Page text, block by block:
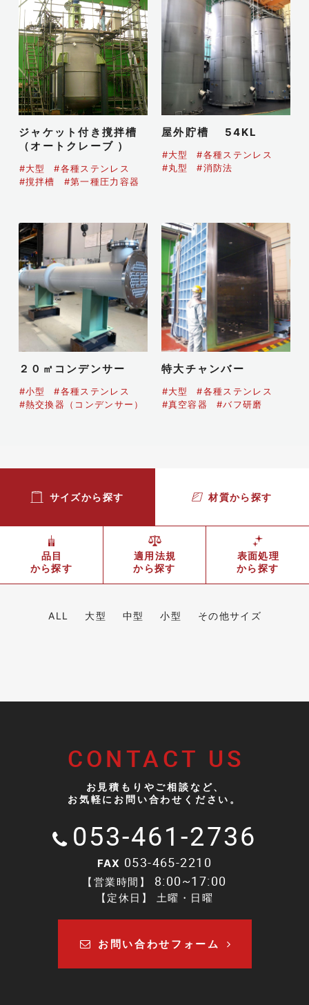
ジャケット付き撹拌槽
（オートクレーブ ）
#大型
#各種ステンレス
#撹拌槽
#第一種圧力容器
屋外貯槽 54KL
#大型
#各種ステンレス
#丸型
#消防法
２０㎡コンデンサー
#小型
#各種ステンレス
#熱交換器（コンデンサー）
特大チャンバー
#大型
#各種ステンレス
#真空容器
#バフ研磨
サイズから探す 材質から探す
品目
から探す
適用法規
から探す
表面処理
から探す
ALL 大型 中型 小型 その他サイズ
CONTACT US
お見積もりやご相談など、
お気軽にお問い合わせください。
053-461-2736
FAX 053-465-2210
【営業時間】 8:00~17:00
【定休日】 土曜・日曜
お問い合わせフォーム